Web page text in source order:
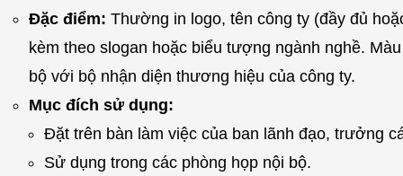
Đặc điểm: Thường in logo, tên công ty (đầy đủ
kèm theo slogan hoặc biểu tượng ngành nghề.
bộ với bộ nhận diện thương hiệu của công ty.
Mục đích sử dụng:
Đặt trên bàn làm việc của ban lãnh đạo, trưởng
Sử dụng trong các phòng họp nội bộ.